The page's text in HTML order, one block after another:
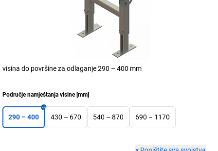
visina do površine za odlaganje 290 – 400 mm
Područje namještanja visine[mm]
290 – 400 430 – 670 540 – 870 690 – 1170